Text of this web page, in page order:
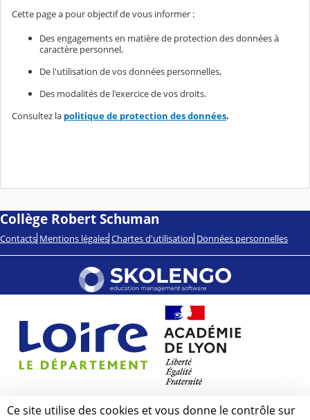
Cette page a pour objectif de vous informer :
Des engagements en matière de protection des données à
caractère personnel,
De l'utilisation de vos données personnelles,
Des modalités de l'exercice de vos droits.
Consultez la politique de protection des données.
Collège Robert Schuman
Contacts Mentions légales Chartes d'utilisation Données personnelles
Ce site utilise des cookies et vous donne le contrôle sur